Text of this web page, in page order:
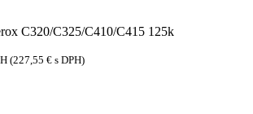
C320/C325/C410/C415 125k
(227,55€ s DPH)